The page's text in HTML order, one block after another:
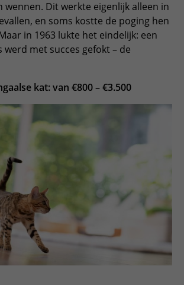
wennen. Dit werkte eigenlijk alleen in
en soms kostte de poging hen
in 1963 lukte het eindelijk: een
met succes gefokt – de
kat: van €800 – €3.500